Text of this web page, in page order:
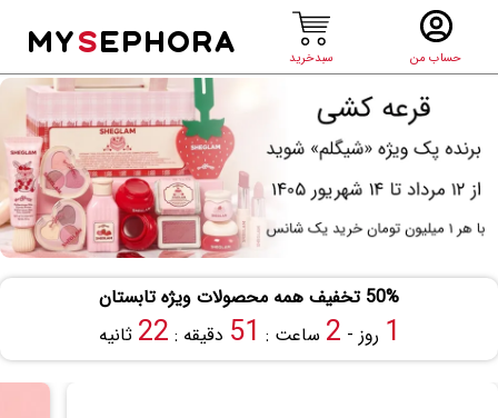
حساب من سبدخرید
MYSEPHORA
50% تخفیف همه محصولات ویژه تابستان
1 روز - 2 ساعت : 51 دقیقه : 22 ثانیه